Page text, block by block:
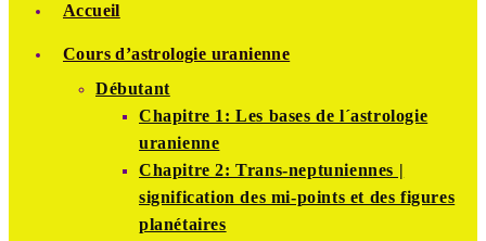
Accueil
Cours d’astrologie uranienne
Débutant
Chapitre 1: Les bases de l´astrologie
uranienne
Chapitre 2: Trans-neptuniennes |
signification des mi-points et des figures
planétaires